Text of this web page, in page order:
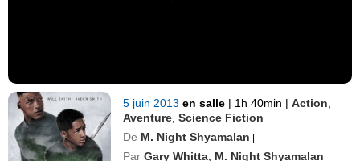
5 juin 2013en salle | 1h 40min | Action
Aventure ,Science Fiction
De M. Night Shyamalan |
Par Gary Whitta M. Night Shyamalan